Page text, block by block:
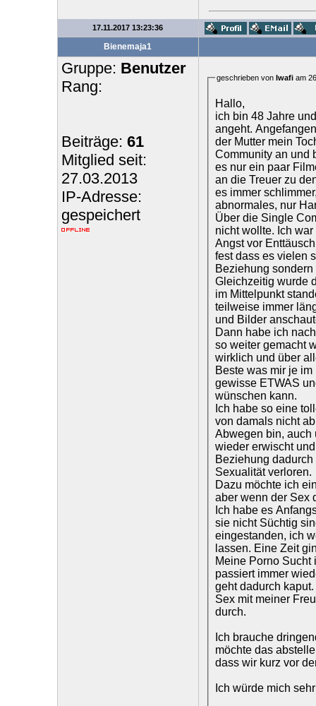
17.11.2017 13:23:36
Bienemaja1
Gruppe: Benutzer
Rang:
Beiträge: 61
Mitglied seit:
27.03.2013
IP-Adresse:
gespeichert
geschrieben von Iwafiam
Hallo,
ich bin 48 Jahre
angeht.
der Mutter mein
Community an und
es nur ein paar
an die Treuer zu
es immer
abnormales, nur
Über die Single
nicht wollte. Ich
Angst vor
fest dass es vielen
Beziehung
Gleichzeitig wurde
im Mittelpunkt
teilweise immer
und Bilder
Dann habe ich
so weiter gemacht
wirklich und über
Beste was mir je
gewisse ETWAS
wünschen kann.
Ich habe so eine
von damals nicht
Abwegen bin, auch
wieder erwischt
Beziehung
Sexualität verloren.
Dazu möchte ich
aber wenn der Sex
Ich habe es
sie nicht Süchtig
eingestanden, ich
lassen. Eine Zeit
Meine Porno Sucht
passiert immer
geht dadurch
Sex mit meiner
durch.
Ich brauche
möchte das
dass wir kurz vor
Ich würde mich